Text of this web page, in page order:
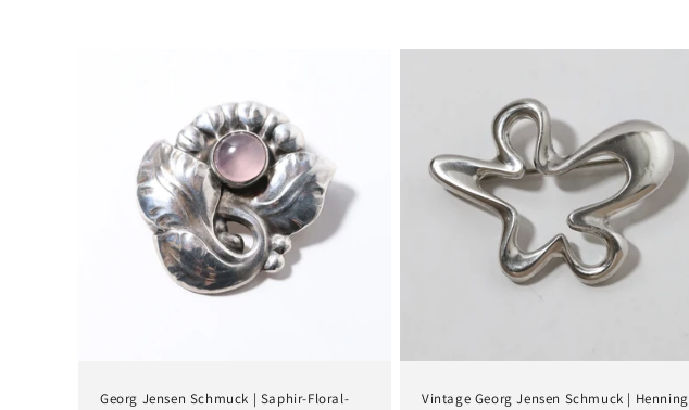
Georg Jensen Schmuck | Saphir-Floral-
Vintage Georg Jensen Schmuck | Henning